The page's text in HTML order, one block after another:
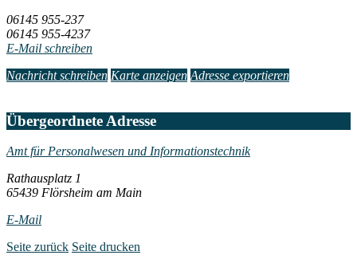
06145 955-237
06145 955-4237
E-Mail schreiben
Nachricht schreiben Karte anzeigen Adresse exportieren
Übergeordnete Adresse
Amt für Personalwesen und Informationstechnik
Rathausplatz 1
65439 Flörsheim am Main
E-Mail
Seite zurück Seite drucken